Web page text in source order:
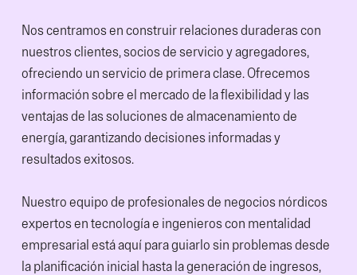
Nos centramos en construir relaciones duraderas con
nuestros clientes, socios de servicio y agregadores,
ofreciendo un servicio de primera clase. Ofrecemos
información sobre el mercado de la flexibilidad y las
ventajas de las soluciones de almacenamiento de
energía, garantizando decisiones informadas y
resultados exitosos.
Nuestro equipo de profesionales de negocios nórdicos
expertos en tecnología e ingenieros con mentalidad
empresarial está aquí para guiarlo sin problemas desde
la planificación inicial hasta la generación de ingresos,